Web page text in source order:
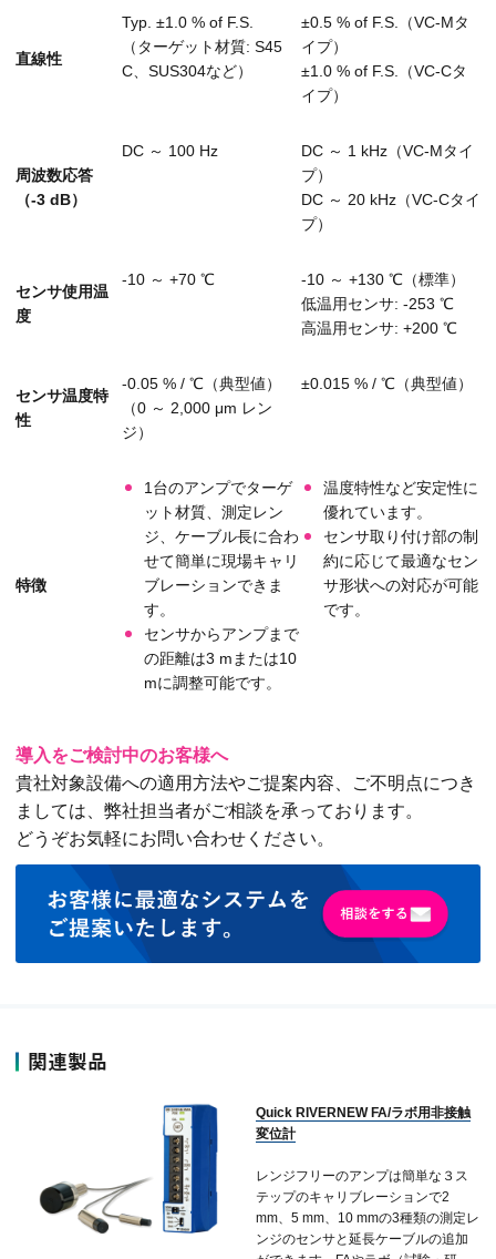
直線性
Typ. ±1.0 % of F.S.
（ターゲット材質: S45
C、SUS304など）
±0.5 % of F.S.（VC-Mタ
イプ）
±1.0 % of F.S.（VC-Cタ
イプ）
周波数応答
（-3 dB）
DC ～ 100 Hz
DC ～ 1 kHz（VC-Mタイ
プ）
DC ～ 20 kHz（VC-Cタイ
プ）
センサ使用温
度
-10 ～ +70 ℃
-10 ～ +130 ℃（標準）
低温用センサ: -253 ℃
高温用センサ: +200 ℃
センサ温度特
性
-0.05 % / ℃（典型値）
（0 ～ 2,000 μm レン
ジ）
±0.015 % / ℃（典型値）
特徴
1台のアンプでターゲ
ット材質、測定レン
ジ、ケーブル長に合わ
せて簡単に現場キャリ
ブレーションできま
す。
センサからアンプまで
の距離は3 mまたは10
mに調整可能です。
温度特性など安定性に
優れています。
センサ取り付け部の制
約に応じて最適なセン
サ形状への対応が可能
です。
導入をご検討中のお客様へ
貴社対象設備への適用方法やご提案内容、ご不明点につき
ましては、弊社担当者がご相談を承っております。
どうぞお気軽にお問い合わせください。
関連製品
Quick RIVERNEW FA/ラボ用非接触
変位計
レンジフリーのアンプは簡単な３ス
テップのキャリブレーションで2
mm、5 mm、10 mmの3種類の測定レ
ンジのセンサと延長ケーブルの追加